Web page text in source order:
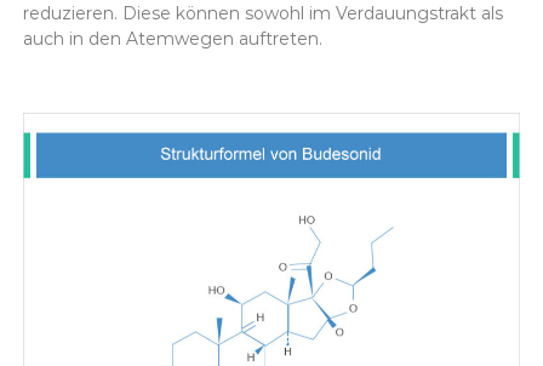
reduzieren. Diese können sowohl im Verdauungstrakt als
auch in den Atemwegen auftreten.